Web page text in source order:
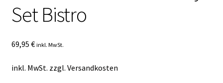
Kasse
Set Bistro
69,95 € inkl. MwSt.
inkl. MwSt. zzgl. Versandkosten